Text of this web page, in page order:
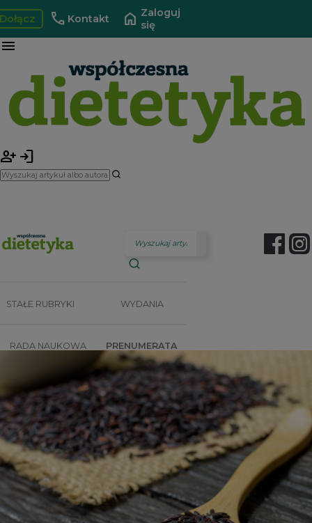
call Kontakt home Zaloguj
się
menu
person_add login
STAŁE RUBRYKI WYDANIA
RADA NAUKOWA PRENUMERATA
SZKOLENIA SKLEP